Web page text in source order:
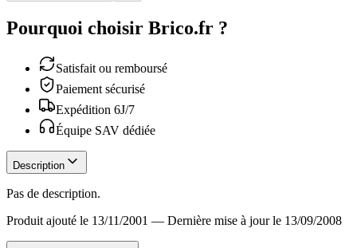
Pourquoi choisir Brico.fr ?
Satisfait ou remboursé
Paiement sécurisé
Expédition 6J/7
Équipe SAV dédiée
Description
Pas de description.
Produit ajouté le 13/11/2001 — Dernière mise à jour le 13/09/2008